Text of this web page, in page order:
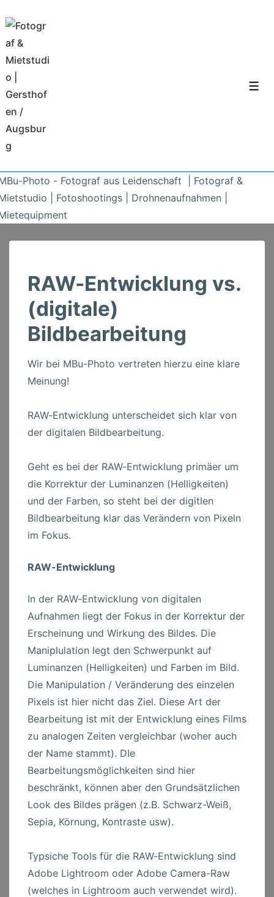
Zum
Inhalt
Photo - Fotograf aus Leidenschaft | Fotograf &
| Fotoshootings | Drohnenaufnahmen |
RAW-Entwicklung vs.
(digitale)
Bildbearbeitung
Wir bei MBu-Photo vertreten hierzu eine klare
Meinung!
RAW-Entwicklung unterscheidet sich klar von
der digitalen Bildbearbeitung.
Geht es bei der RAW-Entwicklung primäer um
die Korrektur der Luminanzen (Helligkeiten)
und der Farben, so steht bei der digitlen
Bildbearbeitung klar das Verändern von Pixeln
im Fokus.
RAW-Entwicklung
In der RAW-Entwicklung von digitalen
Aufnahmen liegt der Fokus in der Korrektur der
Erscheinung und Wirkung des Bildes. Die
Maniplulation legt den Schwerpunkt auf
Luminanzen (Helligkeiten) und Farben im Bild.
Die Manipulation / Veränderung des einzelen
Pixels ist hier nicht das Ziel. Diese Art der
Bearbeitung ist mit der Entwicklung eines Films
zu analogen Zeiten vergleichbar (woher auch
der Name stammt). DIe
Bearbeitungsmöglichkeiten sind hier
beschränkt, können aber den Grundsätzlichen
Look des Bildes prägen (z.B. Schwarz-Weiß,
Sepia, Körnung, Kontraste usw).
Typsiche Tools für die RAW-Entwicklung sind
Adobe Lightroom oder Adobe Camera-Raw
(welches in Lightroom auch verwendet wird).